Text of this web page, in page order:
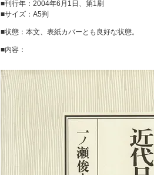
■刊行年：2004年6月1日、第1刷
■サイズ：A5判
■状態：本文、表紙カバーとも良好な状態。
■内容：